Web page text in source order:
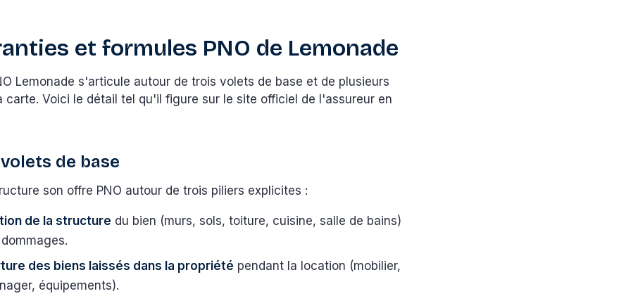
et formules PNO de Lemonade
Lemonade s'articule autour de trois volets de base et de plusieurs
carte. Voici le détail tel qu'il figure sur le site officiel de l'assureur en
de base
son offre PNO autour de trois piliers explicites :
de la structure du bien (murs, sols, toiture, cuisine, salle de bains)
des biens laissés dans la propriété pendant la location (mobilier,
équipements).